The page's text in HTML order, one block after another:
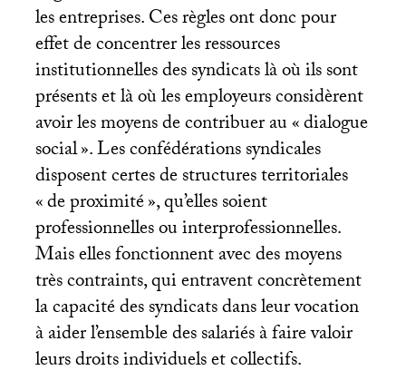
les entreprises. Ces règles ont donc pour
effet de concentrer les ressources
institutionnelles des syndicats là où ils sont
présents et là où les employeurs considèrent
avoir les moyens de contribuer au «dialogue
social». Les confédérations syndicales
disposent certes de structures territoriales
«de proximité», qu’elles soient
professionnelles ou interprofessionnelles.
Mais elles fonctionnent avec des moyens
très contraints, qui entravent concrètement
la capacité des syndicats dans leur vocation
à aider l’ensemble des salariés à faire valoir
leurs droits individuels et collectifs.